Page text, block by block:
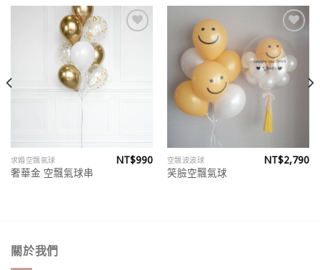
求婚空飄氣球
奢華金 空飄氣球串
NT$990
Add to
wishlist
空飄波波球
笑臉空飄氣球
NT$2,790
關於我們